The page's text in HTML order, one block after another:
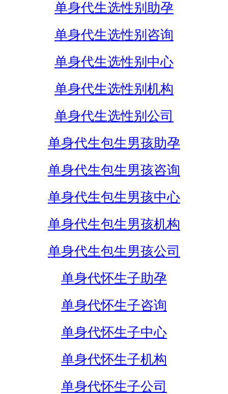
单身代生选性别助孕
单身代生选性别咨询
单身代生选性别中心
单身代生选性别机构
单身代生选性别公司
单身代生包生男孩助孕
单身代生包生男孩咨询
单身代生包生男孩中心
单身代生包生男孩机构
单身代生包生男孩公司
单身代怀生子助孕
单身代怀生子咨询
单身代怀生子中心
单身代怀生子机构
单身代怀生子公司